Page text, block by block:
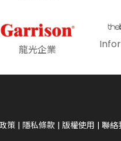
龍光企業
策 | 隱私條款 | 版權使用 | 聯絡